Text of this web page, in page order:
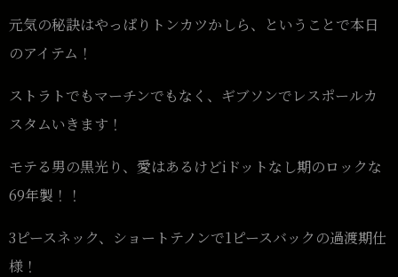
元気の秘訣はやっぱりトンカツかしら、ということで本日
のアイテム！
ストラトでもマーチンでもなく、ギブソンでレスポールカ
スタムいきます！
モテる男の黒光り、愛はあるけどiドットなし期のロックな
69年製！！
3ピースネック、ショートテノンで1ピースバックの過渡期仕
様！